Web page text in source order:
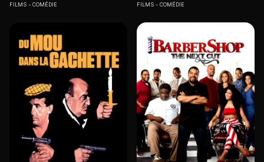
FILMS COMÉDIE FILMS COMÉDIE